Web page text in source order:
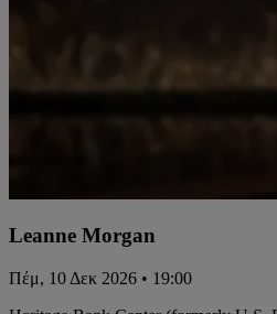
Leanne Morgan
Πέμ, 10 Δεκ 2026 • 19:00